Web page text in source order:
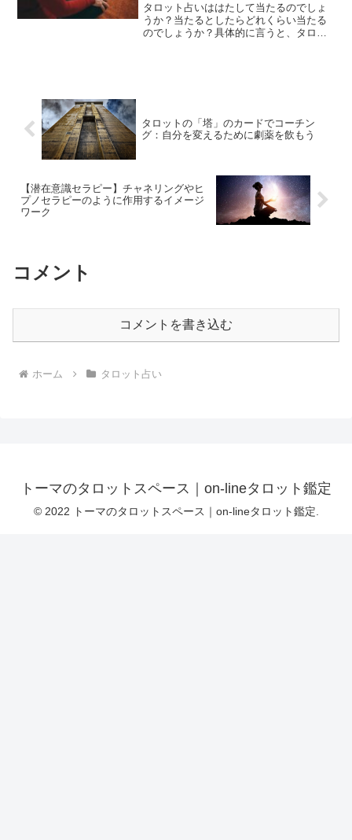
タロット占いははたして当たるのでしょ
うか？当たるとしたらどれくらい当たる
のでしょうか？具体的に言うと、タロッ
タロットの「塔」のカードでコーチン
グ：自分を変えるために劇薬を飲もう
【潜在意識セラピー】チャネリングやヒ
プノセラピーのように作用するイメージ
ワーク
コメント
コメントを書き込む
ホーム タロット占い
トーマのタロットスペース｜on-lineタロット鑑定
© 2022 トーマのタロットスペース｜on-lineタロット鑑定.